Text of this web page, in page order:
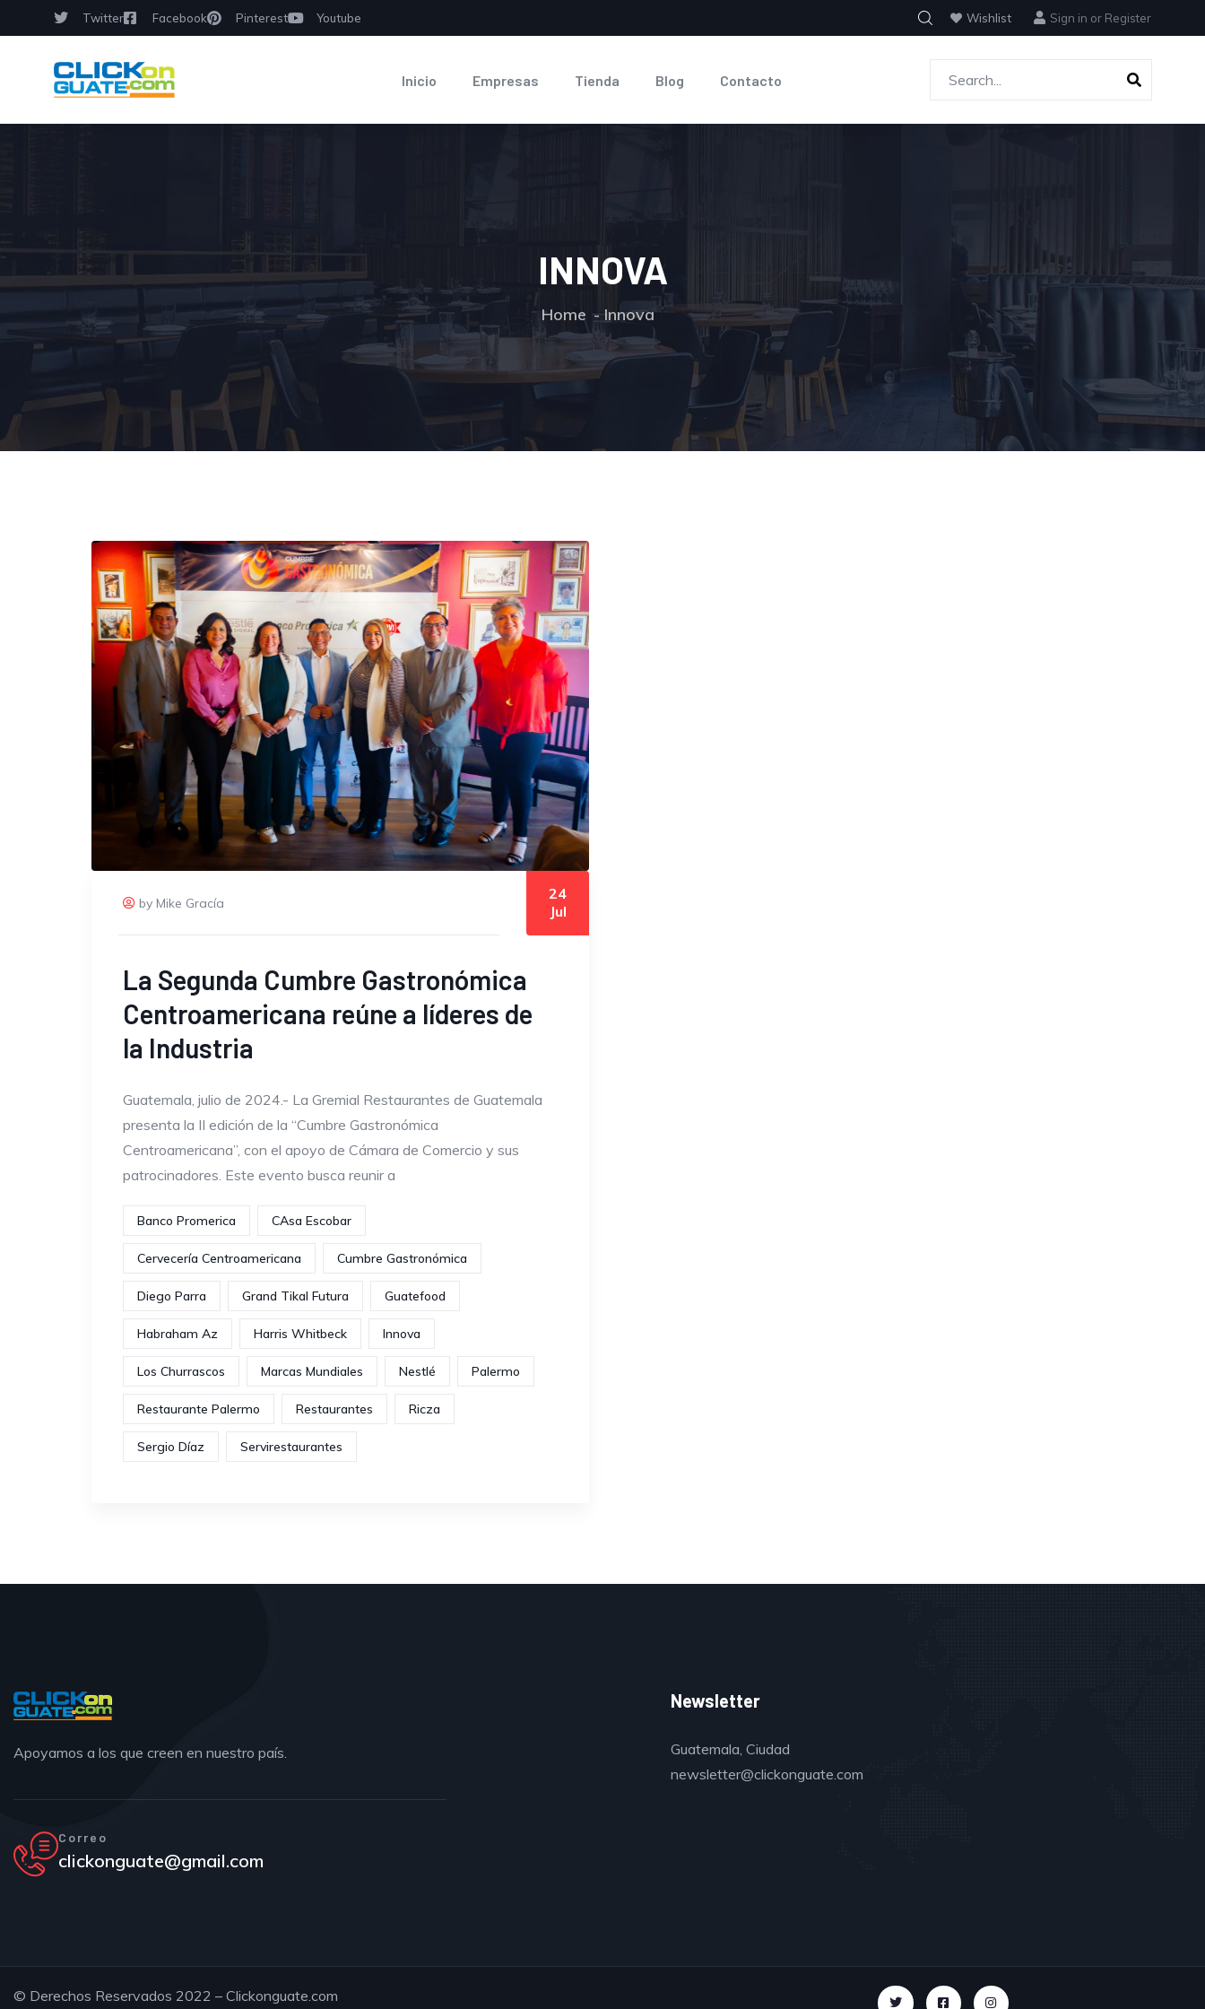
Twitter Facebook Pinterest Youtube Wishlist Sign in or Register
Inicio Empresas Tienda Blog Contacto
INNOVA
Home Innova
by Mike Gracía
24
Jul
La Segunda Cumbre Gastronómica
Centroamericana reúne a líderes de
la Industria
Guatemala, julio de 2024.- La Gremial Restaurantes de Guatemala
presenta la II edición de la “Cumbre Gastronómica
Centroamericana”, con el apoyo de Cámara de Comercio y sus
patrocinadores. Este evento busca reunir a
Banco Promerica CAsa Escobar
Cervecería Centroamericana Cumbre Gastronómica
Diego Parra Grand Tikal Futura Guatefood
Habraham Az Harris Whitbeck Innova
Los Churrascos Marcas Mundiales Nestlé Palermo
Restaurante Palermo Restaurantes Ricza
Sergio Díaz Servirestaurantes
Apoyamos a los que creen en nuestro país.
Correo
clickonguate@gmail.com
Newsletter
Guatemala, Ciudad
newsletter@clickonguate.com
© Derechos Reservados 2022 – Clickonguate.com